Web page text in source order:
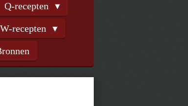
Q-recepten
W-recepten